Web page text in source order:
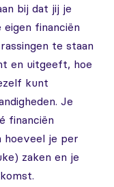
bij dat jij je
financiën
te staan
en uitgeeft, hoe
kunt
Je
financiën
hoeveel je per
zaken en je